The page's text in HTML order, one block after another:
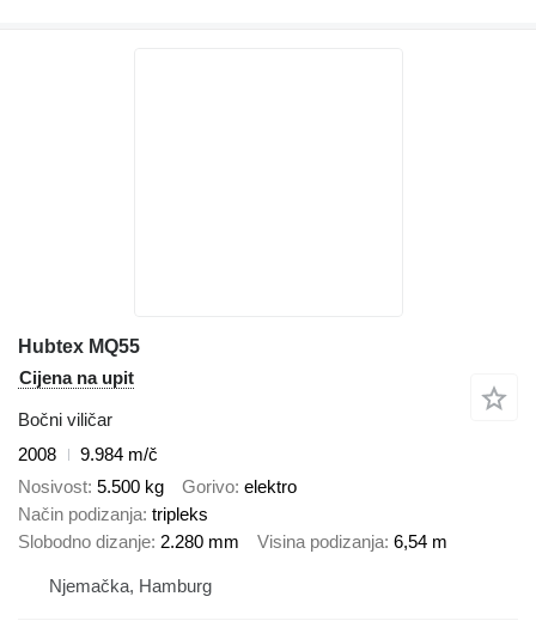
Hubtex MQ55
Cijena na upit
Bočni viličar
2008
9.984 m/č
Nosivost 5.500 kg Gorivo elektro
Način podizanja tripleks
Slobodno dizanje 2.280 mm Visina podizanja 6,54 m
Njemačka, Hamburg